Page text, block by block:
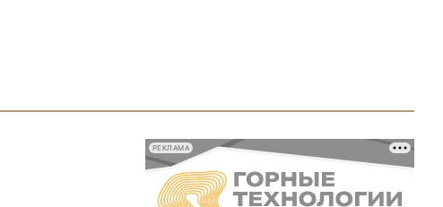
РЕКЛАМА